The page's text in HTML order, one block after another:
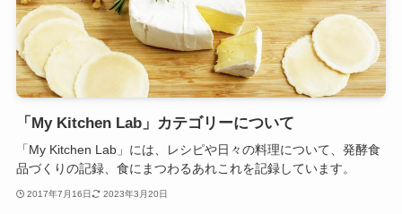
「My Kitchen Lab」カテゴリーについて
「My Kitchen Lab」には、レシピや日々の料理について、発酵食
品づくりの記録、食にまつわるあれこれを記録しています。
2017年7月16日 2023年3月20日